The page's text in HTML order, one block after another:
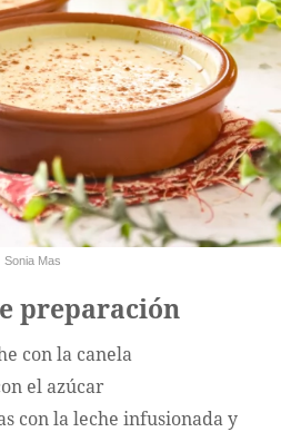
Sonia Mas
preparación
con la canela
el azúcar
con la leche infusionada y